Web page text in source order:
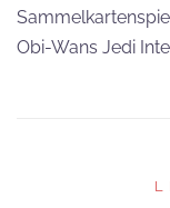
Obi-Wans Jedi